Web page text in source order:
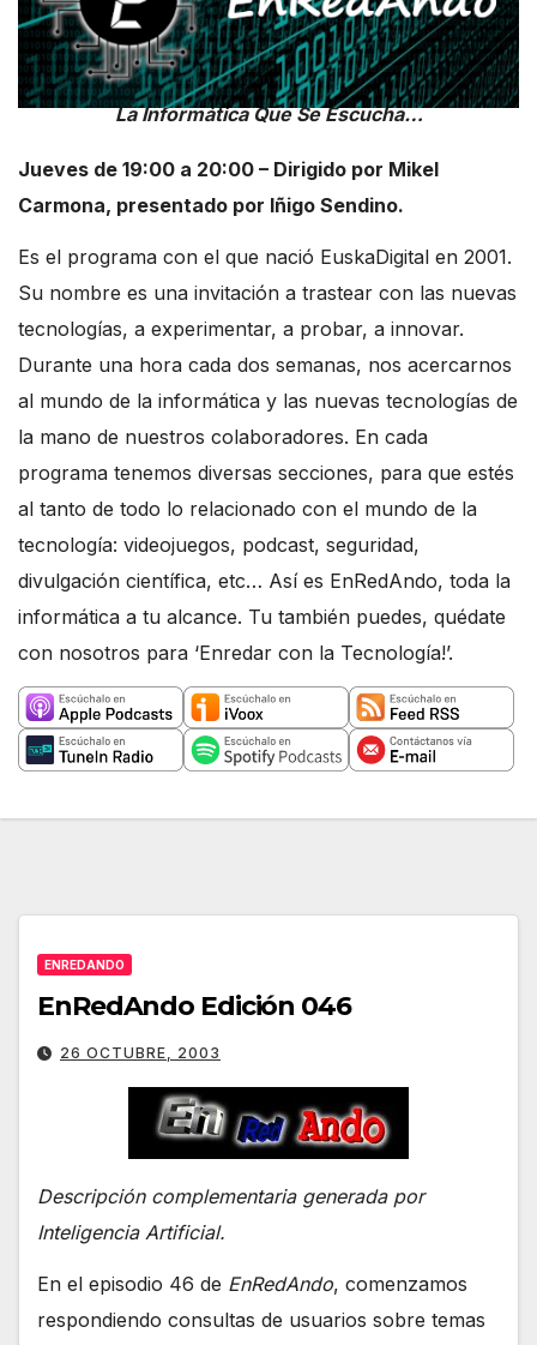
La Informática Que Se Escucha…
Jueves de 19:00 a 20:00 – Dirigido por Mikel
Carmona, presentado por Iñigo Sendino.
Es el programa con el que nació EuskaDigital en 2001.
Su nombre es una invitación a trastear con las nuevas
tecnologías, a experimentar, a probar, a innovar.
Durante una hora cada dos semanas, nos acercarnos
al mundo de la informática y las nuevas tecnologías de
la mano de nuestros colaboradores. En cada
programa tenemos diversas secciones, para que estés
al tanto de todo lo relacionado con el mundo de la
tecnología: videojuegos, podcast, seguridad,
divulgación científica, etc… Así es EnRedAndo, toda la
informática a tu alcance. Tu también puedes, quédate
con nosotros para ‘Enredar con la Tecnología!’.
ENREDANDO
EnRedAndo Edición 046
26 OCTUBRE, 2003
Descripción complementaria generada por
Inteligencia Artificial.
En el episodio 46 de EnRedAndo, comenzamos
respondiendo consultas de usuarios sobre temas